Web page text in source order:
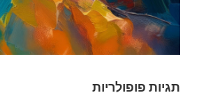
תגיות פופולריות